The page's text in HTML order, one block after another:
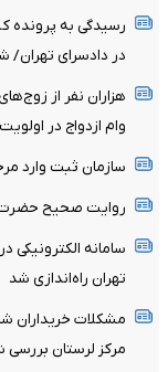
در دادسرای تهران/ شناسایی و
هزاران نفر از
وام ازدواج در
سازمان ثبت وارد
روایت صحیح حضرت
سامانه
تهران راه‌اندازی شد
مشکلات خریداران
مرکز لرستان بررسی